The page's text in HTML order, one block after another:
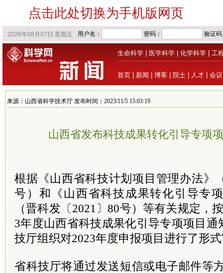
点击此处切换为手机版网页
生命科学 医学科学 化学科学 工
首页 新闻 博客 院士 人才 会议
来源：山西省科学技术厅 发布时间：2023/11/5 15:03:19
山西省发布科技成果转化引导专项
根据《山西省科技计划项目管理办法》
号）和《山西省科技成果转化引导专
（晋科发〔2021〕80号）等有关规定，
3年度山西省科技成果化引导专项项目
技厅组织对2023年度申报项目进行了形
省科技厅将通过发送短信或电子邮件等